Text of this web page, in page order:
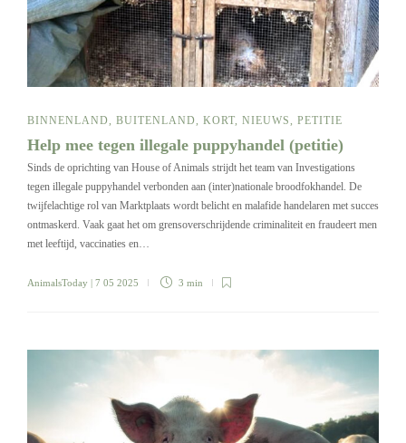
BINNENLAND, BUITENLAND, KORT, NIEUWS, PETITIE
Help mee tegen illegale puppyhandel (petitie)
Sinds de oprichting van House of Animals strijdt het team van Investigations
tegen illegale puppyhandel verbonden aan (inter)nationale broodfokhandel. De
twijfelachtige rol van Marktplaats wordt belicht en malafide handelaren met succes
ontmaskerd. Vaak gaat het om grensoverschrijdende criminaliteit en fraudeert men
met leeftijd, vaccinaties en…
AnimalsToday | 7 05 2025 3 min